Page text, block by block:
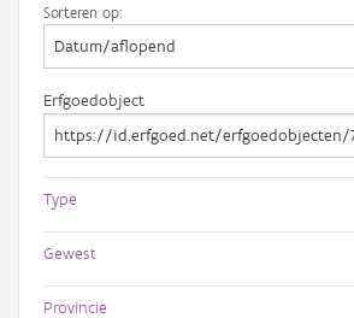
Sorteren op:
Erfgoedobject
Type
Gewest
Provincie